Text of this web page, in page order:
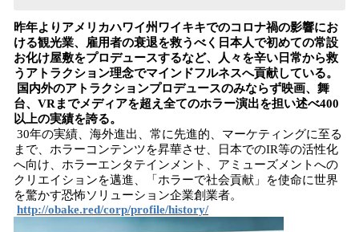
昨年よりアメリカハワイ州ワイキキでのコロナ禍の影響にお
ける観光業、雇用者の衰退を救うべく日本人で初めての常設
お化け屋敷をプロデュースするなど、人々を辛い日常から救
うアトラクション理念でマインドフルネスへ貢献している。
国内外のアトラクションプロデュースのみならず映画、舞
台、VRまでメディアを超え全てのホラー演出を担い述べ400
以上の実績を誇る。
30年の実績、海外進出、常に先進的、マーケティングに至る
まで、ホラーコンテンツを昇華させ、日本でのIR等の活性化
へ向け、ホラーエンタテインメント、アミューズメントへの
クリエイションを邁進、「ホラーで社会貢献」を使命に世界
を驚かす恐怖ソリューション企業創業者。
http://obake.red/corp/profile/history/